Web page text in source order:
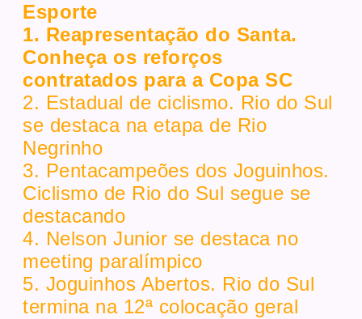
Esporte
1. Reapresentação do Santa.
Conheça os reforços
contratados para a Copa SC
2. Estadual de ciclismo. Rio do Sul
se destaca na etapa de Rio
Negrinho
3. Pentacampeões dos Joguinhos.
Ciclismo de Rio do Sul segue se
destacando
4. Nelson Junior se destaca no
meeting paralímpico
5. Joguinhos Abertos. Rio do Sul
termina na 12ª colocação geral